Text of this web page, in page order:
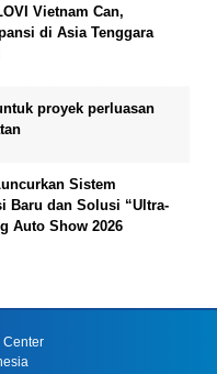
Vietnam Can,
di Asia Tenggara
proyek perluasan
Sistem
Baru dan Solusi “Ultra-
Auto Show 2026
Center